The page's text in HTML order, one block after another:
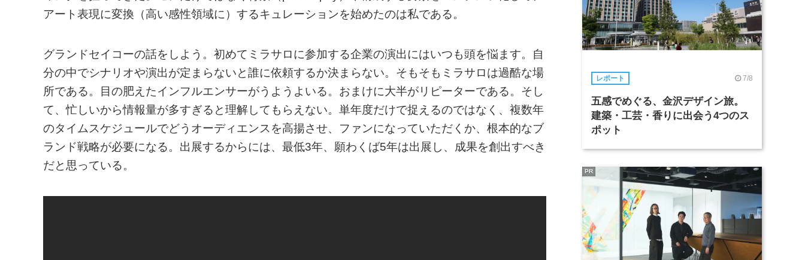
アート表現に変換（高い感性領域に）するキュレーションを始めたのは私である。
グランドセイコーの話をしよう。初めてミラサロに参加する企業の演出にはいつも頭を悩ます。自
分の中でシナリオや演出が定まらないと誰に依頼するか決まらない。そもそもミラサロは過酷な場
所である。目の肥えたインフルエンサーがうようよいる。おまけに大半がリピーターである。そし
て、忙しいから情報量が多すぎると理解してもらえない。単年度だけで捉えるのではなく、複数年
のタイムスケジュールでどうオーディエンスを高揚させ、ファンになっていただくか、根本的なブ
ランド戦略が必要になる。出展するからには、最低3年、願わくば5年は出展し、成果を創出すべき
だと思っている。
レポート 7/8
五感でめぐる、金沢デザイン旅。
建築・工芸・香りに出会う4つのス
ポット
PR